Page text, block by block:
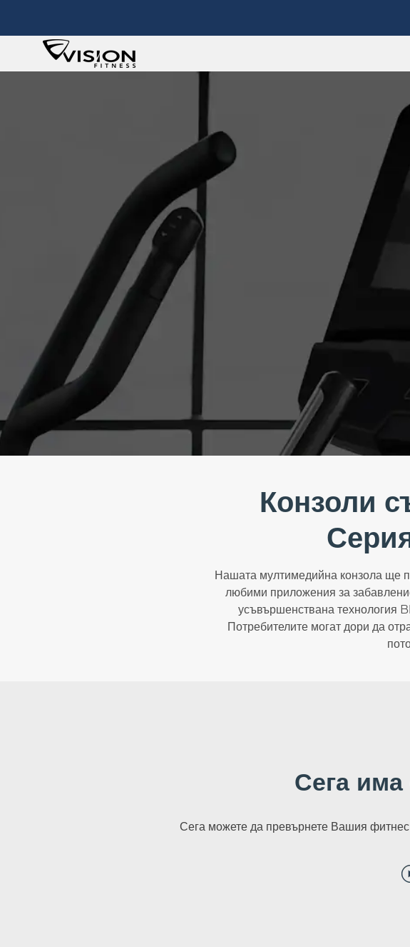
Конзоли
Нашата мултимедийна конзола ще
любими приложения за
усъвършенствана технология
Потребителите могат дори да
Сега
Сега можете да превърнете Вашия фитнес